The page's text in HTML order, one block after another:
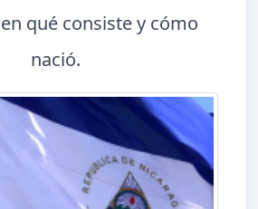
qué consiste y cómo
nació.